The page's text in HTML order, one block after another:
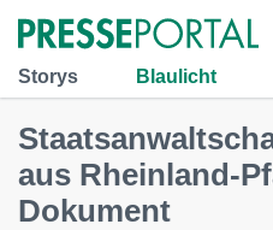
Storys Blaulicht
aus Rheinland-
Dokument